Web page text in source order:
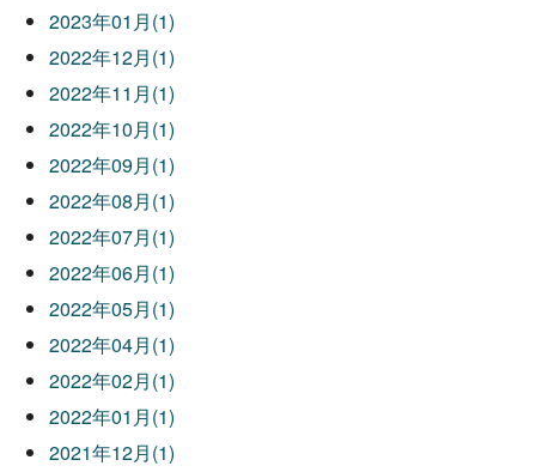
2023年01月(1)
2022年12月(1)
2022年11月(1)
2022年10月(1)
2022年09月(1)
2022年08月(1)
2022年07月(1)
2022年06月(1)
2022年05月(1)
2022年04月(1)
2022年02月(1)
2022年01月(1)
2021年12月(1)